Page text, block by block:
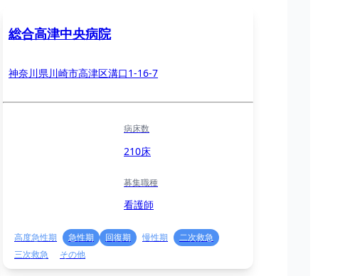
総合高津中央病院
神奈川県川崎市高津区溝口1-16-7
病床数
210床
募集職種
看護師
高度急性期 急性期 回復期 慢性期
二次救急
三次救急
その他